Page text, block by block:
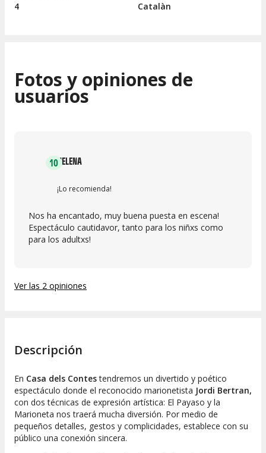
4
Catalàn
Fotos y opiniones de
usuarios
10HELENA
¡Lo recomienda!
Nos ha encantado, muy buena puesta en escena!
Espectáculo cautidavor, tanto para los niñxs como
para los adultxs!
Ver las 2 opiniones
Descripción
En Casa dels Contestendremos un divertido y poético
espectáculo donde el reconocido marionetista Jordi Bertran,
con dos técnicas de expresión artística: El Payaso y la
Marioneta nos traerá mucha diversión. Por medio de
pequeños detalles, gestos y complicidades, establece con su
público una conexión sincera.